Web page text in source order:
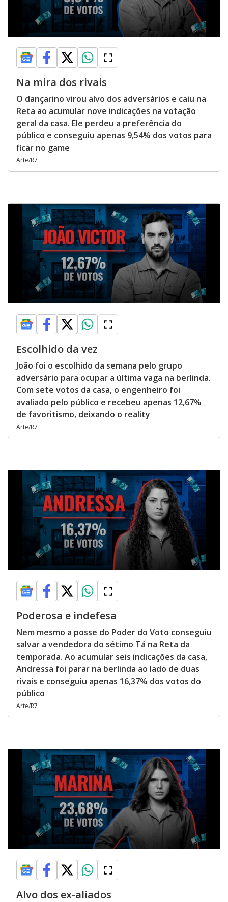
Na mira dos rivais
O dançarino virou alvo dos adversários e caiu na
Reta ao acumular nove indicações na votação
geral da casa. Ele perdeu a preferência do
público e conseguiu apenas 9,54% dos votos para
ficar no game
Arte/R7
Escolhido da vez
João foi o escolhido da semana pelo grupo
adversário para ocupar a última vaga na berlinda.
Com sete votos da casa, o engenheiro foi
avaliado pelo público e recebeu apenas 12,67%
de favoritismo, deixando o reality
Arte/R7
Poderosa e indefesa
Nem mesmo a posse do Poder do Voto conseguiu
salvar a vendedora do sétimo Tá na Reta da
temporada. Ao acumular seis indicações da casa,
Andressa foi parar na berlinda ao lado de duas
rivais e conseguiu apenas 16,37% dos votos do
público
Arte/R7
Alvo dos ex-aliados